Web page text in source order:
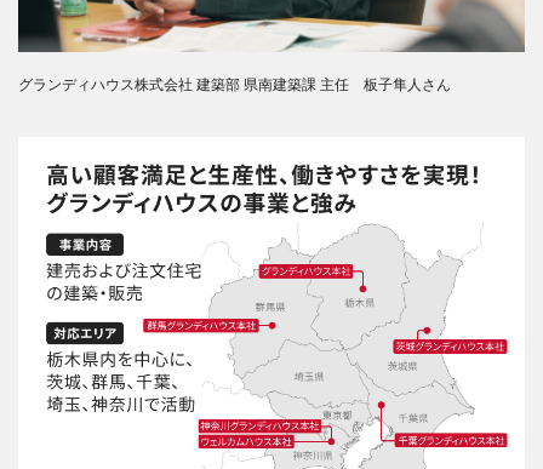
グランディハウス株式会社 建築部 県南建築課 主任 板子隼人さん